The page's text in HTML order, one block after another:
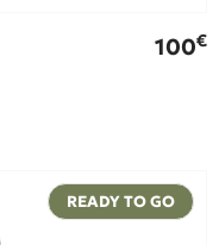
100€
READY TO GO